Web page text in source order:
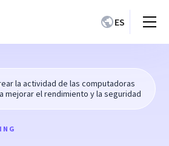
ES
la actividad de las computadoras
mejorar el rendimiento y la seguridad